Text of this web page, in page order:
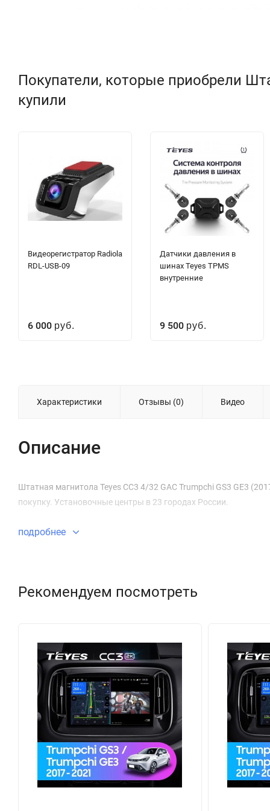
Покупатели, которые приобрели
купили
Видеорегистратор Radiola
RDL-USB-09
6 000 руб.
Датчики давления в
шинах Teyes TPMS
внутренние
9 500 руб.
Характеристики Отзывы (0) Видео
Описание
Штатная магнитола Teyes CC3 4/32 GAC Trumpchi GS3 GE3
покупку. Установочные центры в 23 городах России.
подробнее
Рекомендуем посмотреть